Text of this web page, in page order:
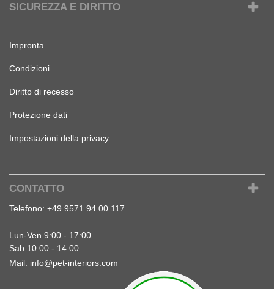
SICUREZZA E DIRITTO
Impronta
Condizioni
Diritto di recesso
Protezione dati
Impostazioni della privacy
CONTATTO
Telefono: +49 9571 94 00 117
Lun-Ven 9:00 - 17:00
Sab 10:00 - 14:00
Mail: info@pet-interiors.com